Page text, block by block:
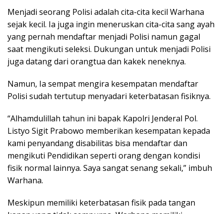
Menjadi seorang Polisi adalah cita-cita kecil Warhana
sejak kecil. Ia juga ingin meneruskan cita-cita sang ayah
yang pernah mendaftar menjadi Polisi namun gagal
saat mengikuti seleksi. Dukungan untuk menjadi Polisi
juga datang dari orangtua dan kakek neneknya.
Namun, Ia sempat mengira kesempatan mendaftar
Polisi sudah tertutup menyadari keterbatasan fisiknya.
“Alhamdulillah tahun ini bapak Kapolri Jenderal Pol.
Listyo Sigit Prabowo memberikan kesempatan kepada
kami penyandang disabilitas bisa mendaftar dan
mengikuti Pendidikan seperti orang dengan kondisi
fisik normal lainnya. Saya sangat senang sekali,” imbuh
Warhana.
Meskipun memiliki keterbatasan fisik pada tangan